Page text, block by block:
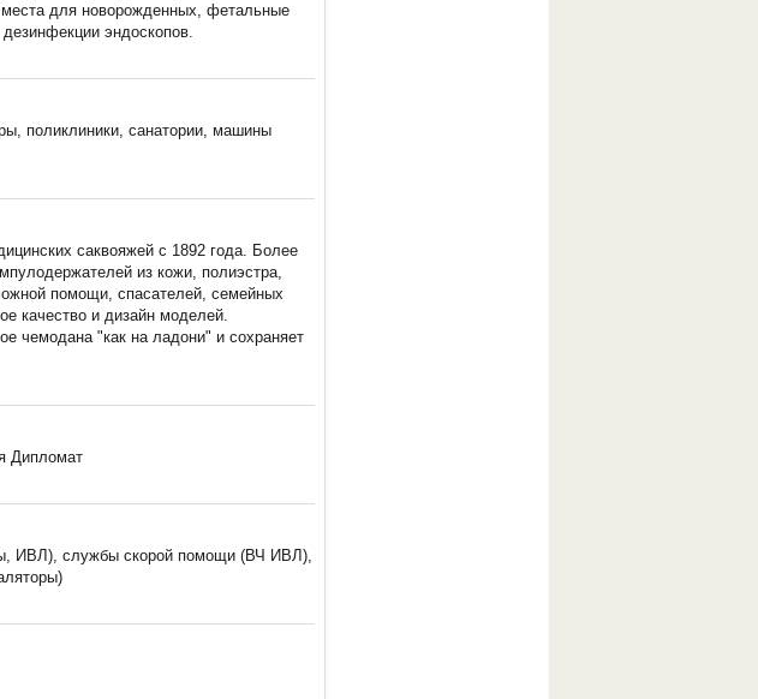
места для новорожденных, фетальные
эндоскопов.
поликлиники, санатории, машины
саквояжей с 1892 года. Более
из кожи, полиэстра,
помощи, спасателей, семейных
качество и дизайн моделей.
чемодана "как на ладони" и сохраняет
Дипломат
ИВЛ), службы скорой помощи (ВЧ ИВЛ),